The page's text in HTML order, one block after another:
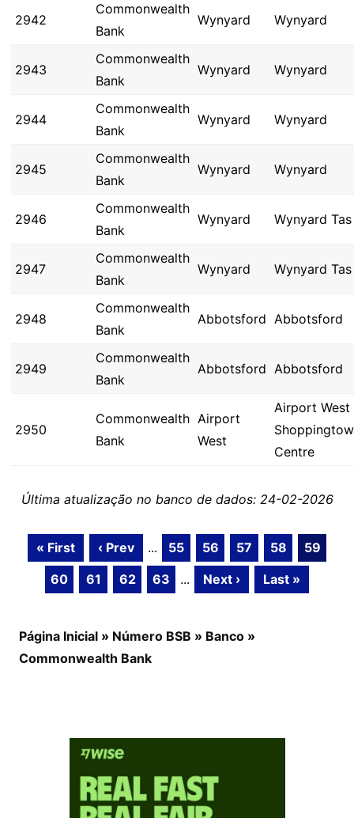
2942
Commonwealth
Bank
Wynyard Wynyard
2943
Commonwealth
Bank
Wynyard Wynyard
2944
Commonwealth
Bank
Wynyard Wynyard
2945
Commonwealth
Bank
Wynyard Wynyard
2946
Commonwealth
Bank
Wynyard Wynyard Tas
2947
Commonwealth
Bank
Wynyard Wynyard Tas
2948
Commonwealth
Bank
Abbotsford Abbotsford
2949
Commonwealth
Bank
Abbotsford Abbotsford
2950
Commonwealth
Bank
Airport
West
Airport West
Centre
Última atualização no banco de dados: 24-02-2026
« First ‹ Prev ... 55 56 57 58
59
60
61 62 63 ... Next › Last »
Página Inicial » Número BSB » Banco »
Commonwealth Bank